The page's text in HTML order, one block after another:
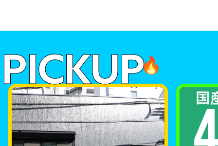
PICKUP🔥